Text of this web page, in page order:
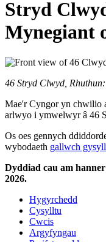
Stryd
Mynegiant
46 Stryd Clwyd,
Mae'r Cyngor yn chwilio
arlwyo i ymwelwyr â 46
Os oes gennych
wybodaeth gallwch
Dyddiad cau am
2026.
Hygyrchedd
Cysylltu
Cwcis
Argyfyngau